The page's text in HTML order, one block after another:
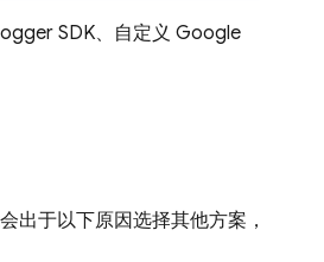
SDK、自定义 Google
出于以下原因选择其他方案，